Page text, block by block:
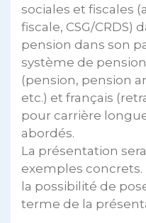
sociales et fiscales
fiscale, CSG/CRDS)
pension dans son
système de
(pension, pension
etc.) et français
pour carrière
abordés.
La présentation
exemples
la possibilité de
terme de la